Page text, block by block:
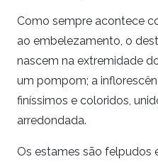
Como sempre acontece
ao embelezamento, o
nascem na extremidade
um pompom; a
finíssimos e coloridos,
arredondada.
Os estames são felpudos